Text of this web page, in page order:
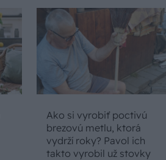
Ako si vyrobiť poctivú
brezovú metlu, ktorá
vydrží roky? Pavol ich
takto vyrobil už stovky